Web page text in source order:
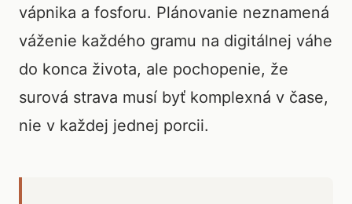
vápnika a fosforu. Plánovanie neznamená
váženie každého gramu na digitálnej váhe
do konca života, ale pochopenie, že
surová strava musí byť komplexná v čase,
nie v každej jednej porcii.